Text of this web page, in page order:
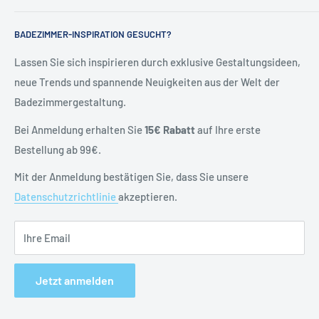
Kontakt
Blog
Allgemeine Geschäftsbedingungen
Versand & Retoure
Widerrufsrecht
Vertrag widerrufen
Datenschutzerklärung
Batteriehinweise
Impressum
BADEZIMMER-INSPIRATION GESUCHT?
Lassen Sie sich inspirieren durch exklusive Gestaltungsideen,
neue Trends und spannende Neuigkeiten aus der Welt der
Badezimmergestaltung.
Bei Anmeldung erhalten Sie15€ Rabattauf Ihre erste
Bestellung ab 99€.
Mit der Anmeldung bestätigen Sie, dass Sie unsere
Datenschutzrichtlinieakzeptieren.
Ihre Email
Jetzt anmelden